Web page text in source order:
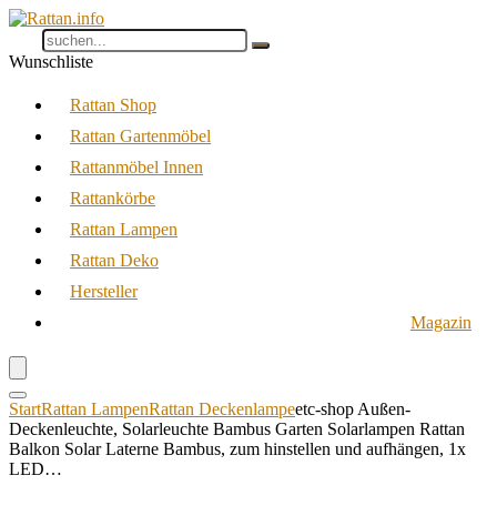
Wunschliste
Rattan Shop
Rattan Gartenmöbel
Rattanmöbel Innen
Rattankörbe
Rattan Lampen
Rattan Deko
Hersteller
Magazin
StartRattan LampenRattan Deckenlampeetc-shop Außen-
Deckenleuchte, Solarleuchte Bambus Garten Solarlampen Rattan
Balkon Solar Laterne Bambus, zum hinstellen und aufhängen, 1x
LED…